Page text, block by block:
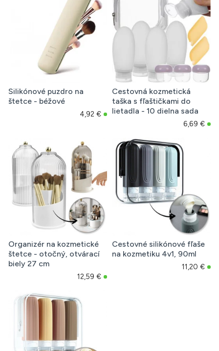
Silikónové puzdro na
štetce - béžové
4,92 €
Cestovná kozmetická
taška s fľaštičkami do
lietadla - 10 dielna sada
6,69 €
Organizér na kozmetické
štetce - otočný, otvárací
biely 27 cm
12,59 €
Cestovné silikónové fľaše
na kozmetiku 4v1, 90ml
11,20 €